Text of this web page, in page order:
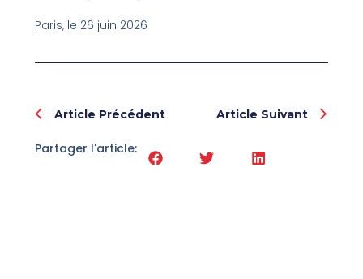
Paris, le 26 juin 2026
Prev
Article Précédent Article Suivant
Partager l'article: